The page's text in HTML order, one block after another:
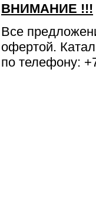
ВНИМАНИЕ !!!
Все
офертой.
по телефону: